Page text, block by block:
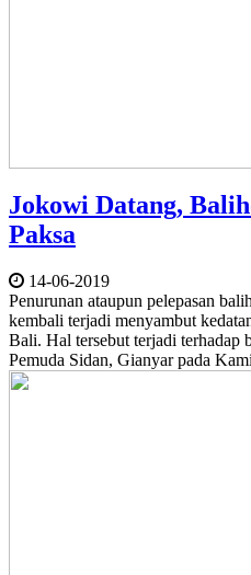
Jokowi Datang,
Paksa
14-06-2019
Penurunan ataupun pelepasan
kembali terjadi menyambut
Bali. Hal tersebut terjadi
Pemuda Sidan, Gianyar pada